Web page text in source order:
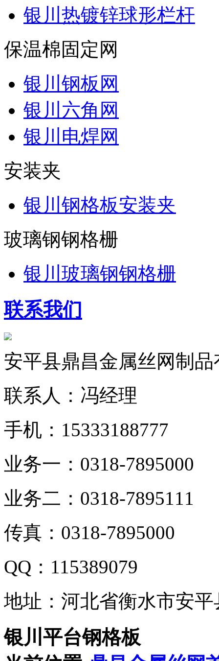
银川热镀锌球形栏杆
保温棉固定网
银川钢板网
银川六角网
银川电焊网
安装夹
银川钢格板安装夹
玻璃钢钢格栅
银川玻璃钢钢格栅
联系我们
安平县鼎昌金属丝网制
联系人：冯经理
手机：15333188777
业务一：0318-7895000
业务二：0318-7895111
传真：0318-7895000
QQ：115389079
地址：河北省衡水市安
银川平台钢格板